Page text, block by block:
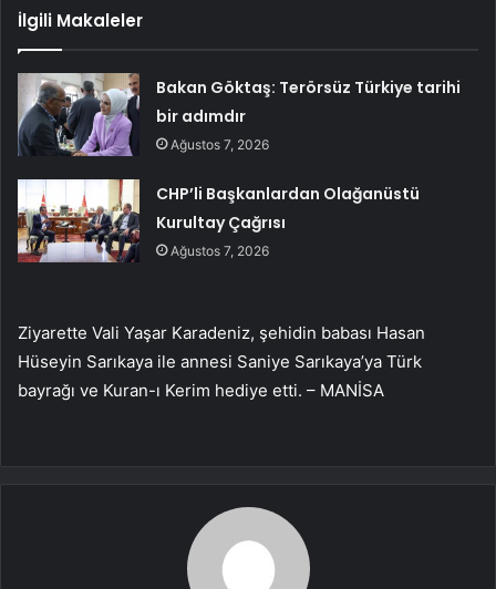
İlgili Makaleler
Bakan Göktaş: Terörsüz Türkiye tarihi
bir adımdır
Ağustos 7, 2026
CHP’li Başkanlardan Olağanüstü
Kurultay Çağrısı
Ağustos 7, 2026
Ziyarette Vali Yaşar Karadeniz, şehidin babası Hasan
Hüseyin Sarıkaya ile annesi Saniye Sarıkaya’ya Türk
bayrağı ve Kuran-ı Kerim hediye etti. – MANİSA